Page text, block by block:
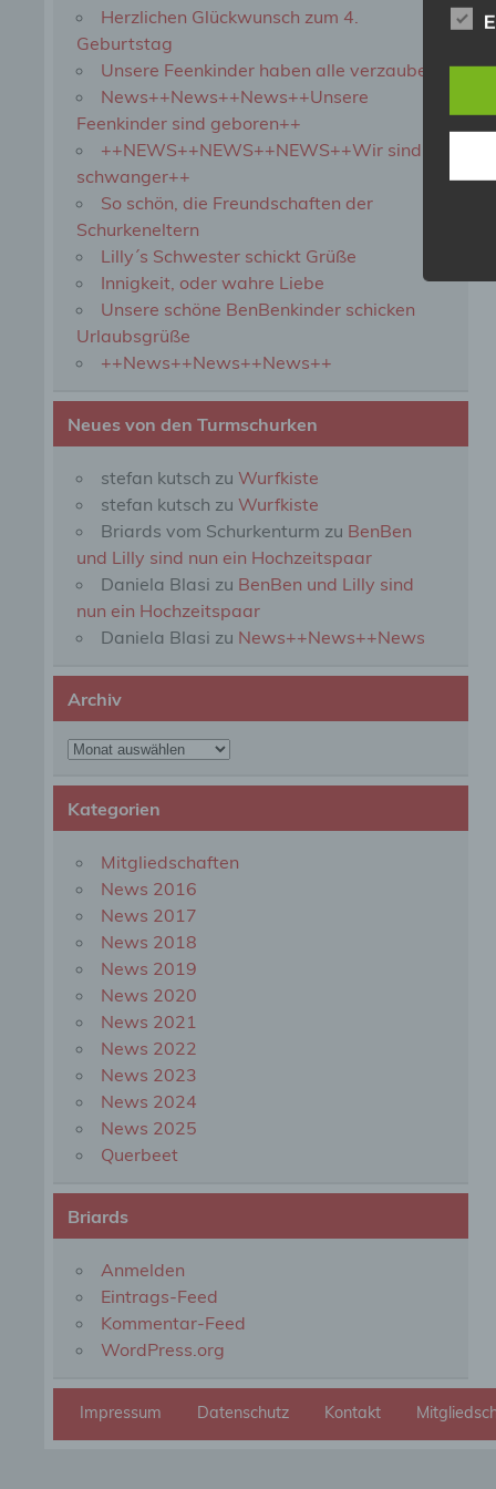
Herzlichen Glückwunsch zum 4.
Geburtstag
Unsere Feenkinder haben alle verzaubert
News++News++News++Unsere
Feenkinder sind geboren++
++NEWS++NEWS++NEWS++Wir sind
schwanger++
So schön, die Freundschaften der
Schurkeneltern
Lilly´s Schwester schickt Grüße
Innigkeit, oder wahre Liebe
Unsere schöne BenBenkinder schicken
Urlaubsgrüße
++News++News++News++
Neues von den Turmschurken
stefan kutsch zuWurfkiste
stefan kutsch zuWurfkiste
Briards vom Schurkenturm zu BenBen
und Lilly sind nun ein Hochzeitspaar
Daniela Blasi zu BenBen und Lilly sind
nun ein Hochzeitspaar
Daniela Blasi zu News++News++News
Archiv
Archiv
Kategorien
Mitgliedschaften
News 2016
News 2017
News 2018
News 2019
News 2020
News 2021
News 2022
News 2023
News 2024
News 2025
Querbeet
Briards
Anmelden
Eintrags-Feed
Kommentar-Feed
WordPress.org
Impressum Datenschutz Kontakt
b)
c)
d)
h)